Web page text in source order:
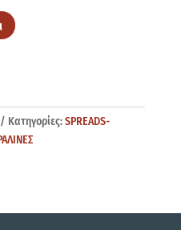
Κατηγορίες:SPREADS-